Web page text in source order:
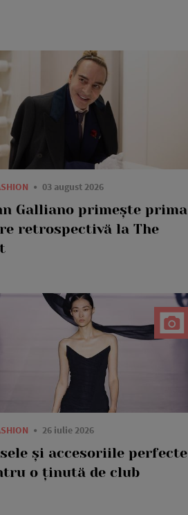
03 august 2026
Galliano primește prima
retrospectivă la The
26 iulie 2026
și accesoriile perfecte
o ținută de club